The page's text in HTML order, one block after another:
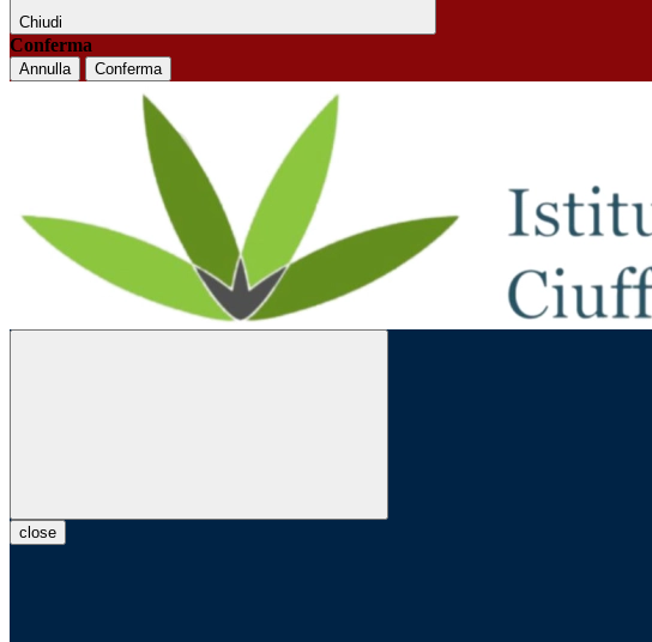
Chiudi
Conferma
Annulla Conferma
close